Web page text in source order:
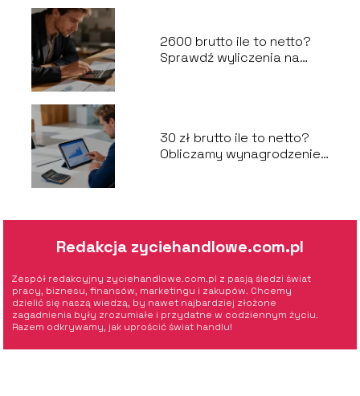
2600 brutto ile to netto?
Sprawdź wyliczenia na
30 zł brutto ile to netto?
Obliczamy wynagrodzenie
Redakcja zyciehandlowe.com.pl
Zespół redakcyjny zyciehandlowe.com.pl z pasją śledzi świat
pracy, biznesu, finansów, marketingu i zakupów. Chcemy
dzielić się naszą wiedzą, by nawet najbardziej złożone
zagadnienia były zrozumiałe i przydatne w codziennym życiu.
Razem odkrywamy, jak uprościć świat handlu!